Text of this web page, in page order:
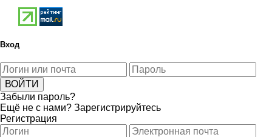
Вход
Забыли пароль?
Ещё не с нами? Зарегистрируйтесь
Регистрация